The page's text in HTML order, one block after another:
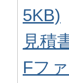
5KB)
見積
Fフ